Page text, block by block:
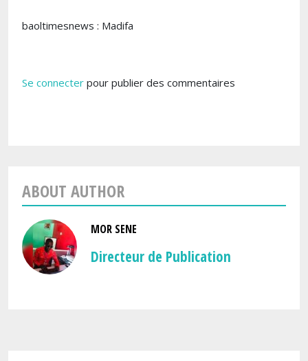
baoltimesnews : Madifa
Se connecter pour publier des commentaires
ABOUT AUTHOR
MOR SENE
Directeur de Publication